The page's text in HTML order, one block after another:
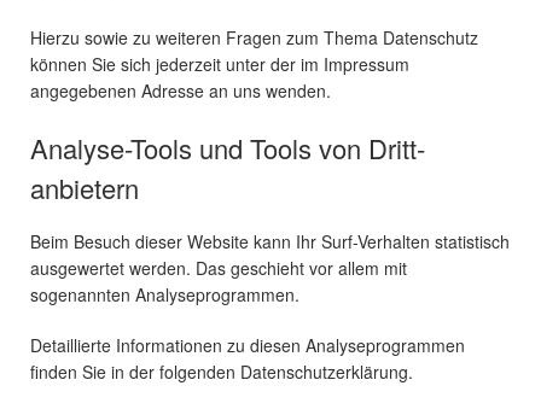
Hierzu sowie zu weiteren Fragen zum Thema Datenschutz
können Sie sich jederzeit unter der im Impressum
angegebenen Adresse an uns wenden.
Analyse-Tools und Tools von Dritt­
anbietern
Beim Besuch dieser Website kann Ihr Surf-Verhalten statistisch
ausgewertet werden. Das geschieht vor allem mit
sogenannten Analyseprogrammen.
Detaillierte Informationen zu diesen Analyseprogrammen
finden Sie in der folgenden Datenschutzerklärung.